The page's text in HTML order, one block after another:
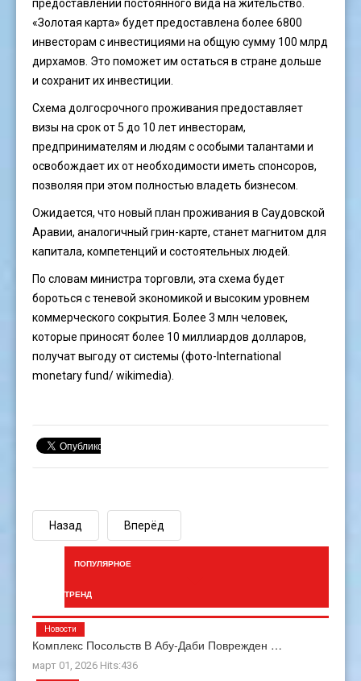
предоставлении постоянного вида на жительство.
«Золотая карта» будет предоставлена более 6800
инвесторам с инвестициями на общую сумму 100 млрд
дирхамов. Это поможет им остаться в стране дольше
и сохранит их инвестиции.
Схема долгосрочного проживания предоставляет
визы на срок от 5 до 10 лет инвесторам,
предпринимателям и людям с особыми талантами и
освобождает их от необходимости иметь спонсоров,
позволяя при этом полностью владеть бизнесом.
Ожидается, что новый план проживания в Саудовской
Аравии, аналогичный грин-карте, станет магнитом для
капитала, компетенций и состоятельных людей.
По словам министра торговли, эта схема будет
бороться с теневой экономикой и высоким уровнем
коммерческого сокрытия. Более 3 млн человек,
которые приносят более 10 миллиардов долларов,
получат выгоду от системы (фото-International
monetary fund/ wikimedia).
Назад Вперёд
ПОПУЛЯРНОЕ
ТРЕНД
Комплекс Посольств В Абу-Даби Поврежден …
март 01, 2026 Hits:436
Новости